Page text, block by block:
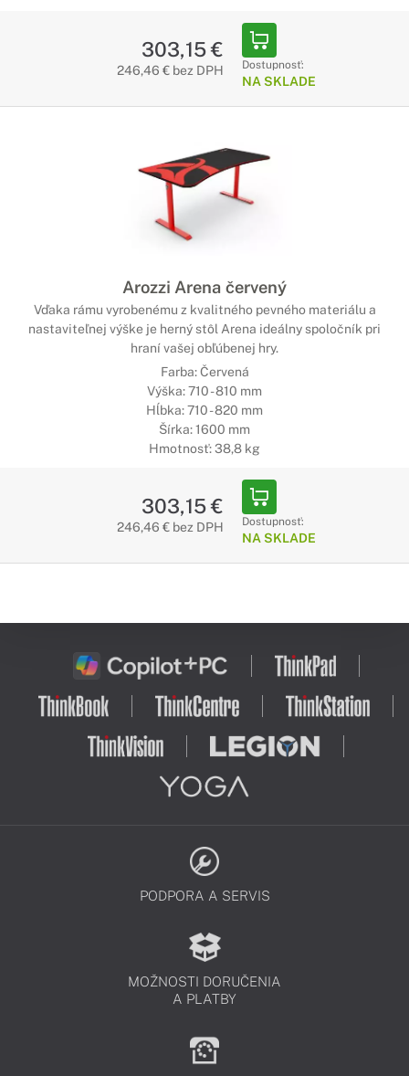
303,15 €
246,46 € bez DPH Dostupnosť:
NA SKLADE
Arozzi Arena červený
Vďaka rámu vyrobenému z kvalitného pevného materiálu a
nastaviteľnej výške je herný stôl Arena ideálny spoločník pri
hraní vašej obľúbenej hry.
Farba: Červená
Výška: 710 - 810 mm
Hĺbka: 710 - 820 mm
Šírka: 1600 mm
Hmotnosť: 38,8 kg
303,15 €
246,46 € bez DPH Dostupnosť:
NA SKLADE
PODPORA A SERVIS
MOŽNOSTI DORUČENIA
A PLATBY